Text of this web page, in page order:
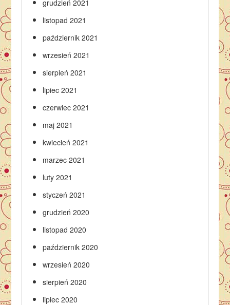
grudzień 2021
listopad 2021
październik 2021
wrzesień 2021
sierpień 2021
lipiec 2021
czerwiec 2021
maj 2021
kwiecień 2021
marzec 2021
luty 2021
styczeń 2021
grudzień 2020
listopad 2020
październik 2020
wrzesień 2020
sierpień 2020
lipiec 2020